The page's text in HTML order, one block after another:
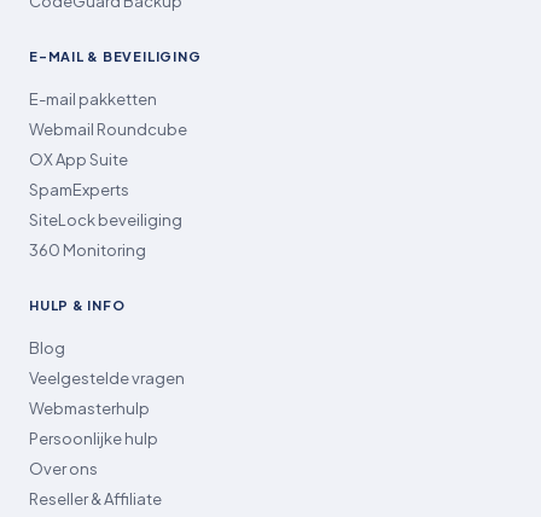
E-MAIL & BEVEILIGING
E-mail pakketten
Webmail Roundcube
OX App Suite
SpamExperts
SiteLock beveiliging
360 Monitoring
HULP & INFO
Blog
Veelgestelde vragen
Webmasterhulp
Persoonlijke hulp
Over ons
Reseller & Affiliate